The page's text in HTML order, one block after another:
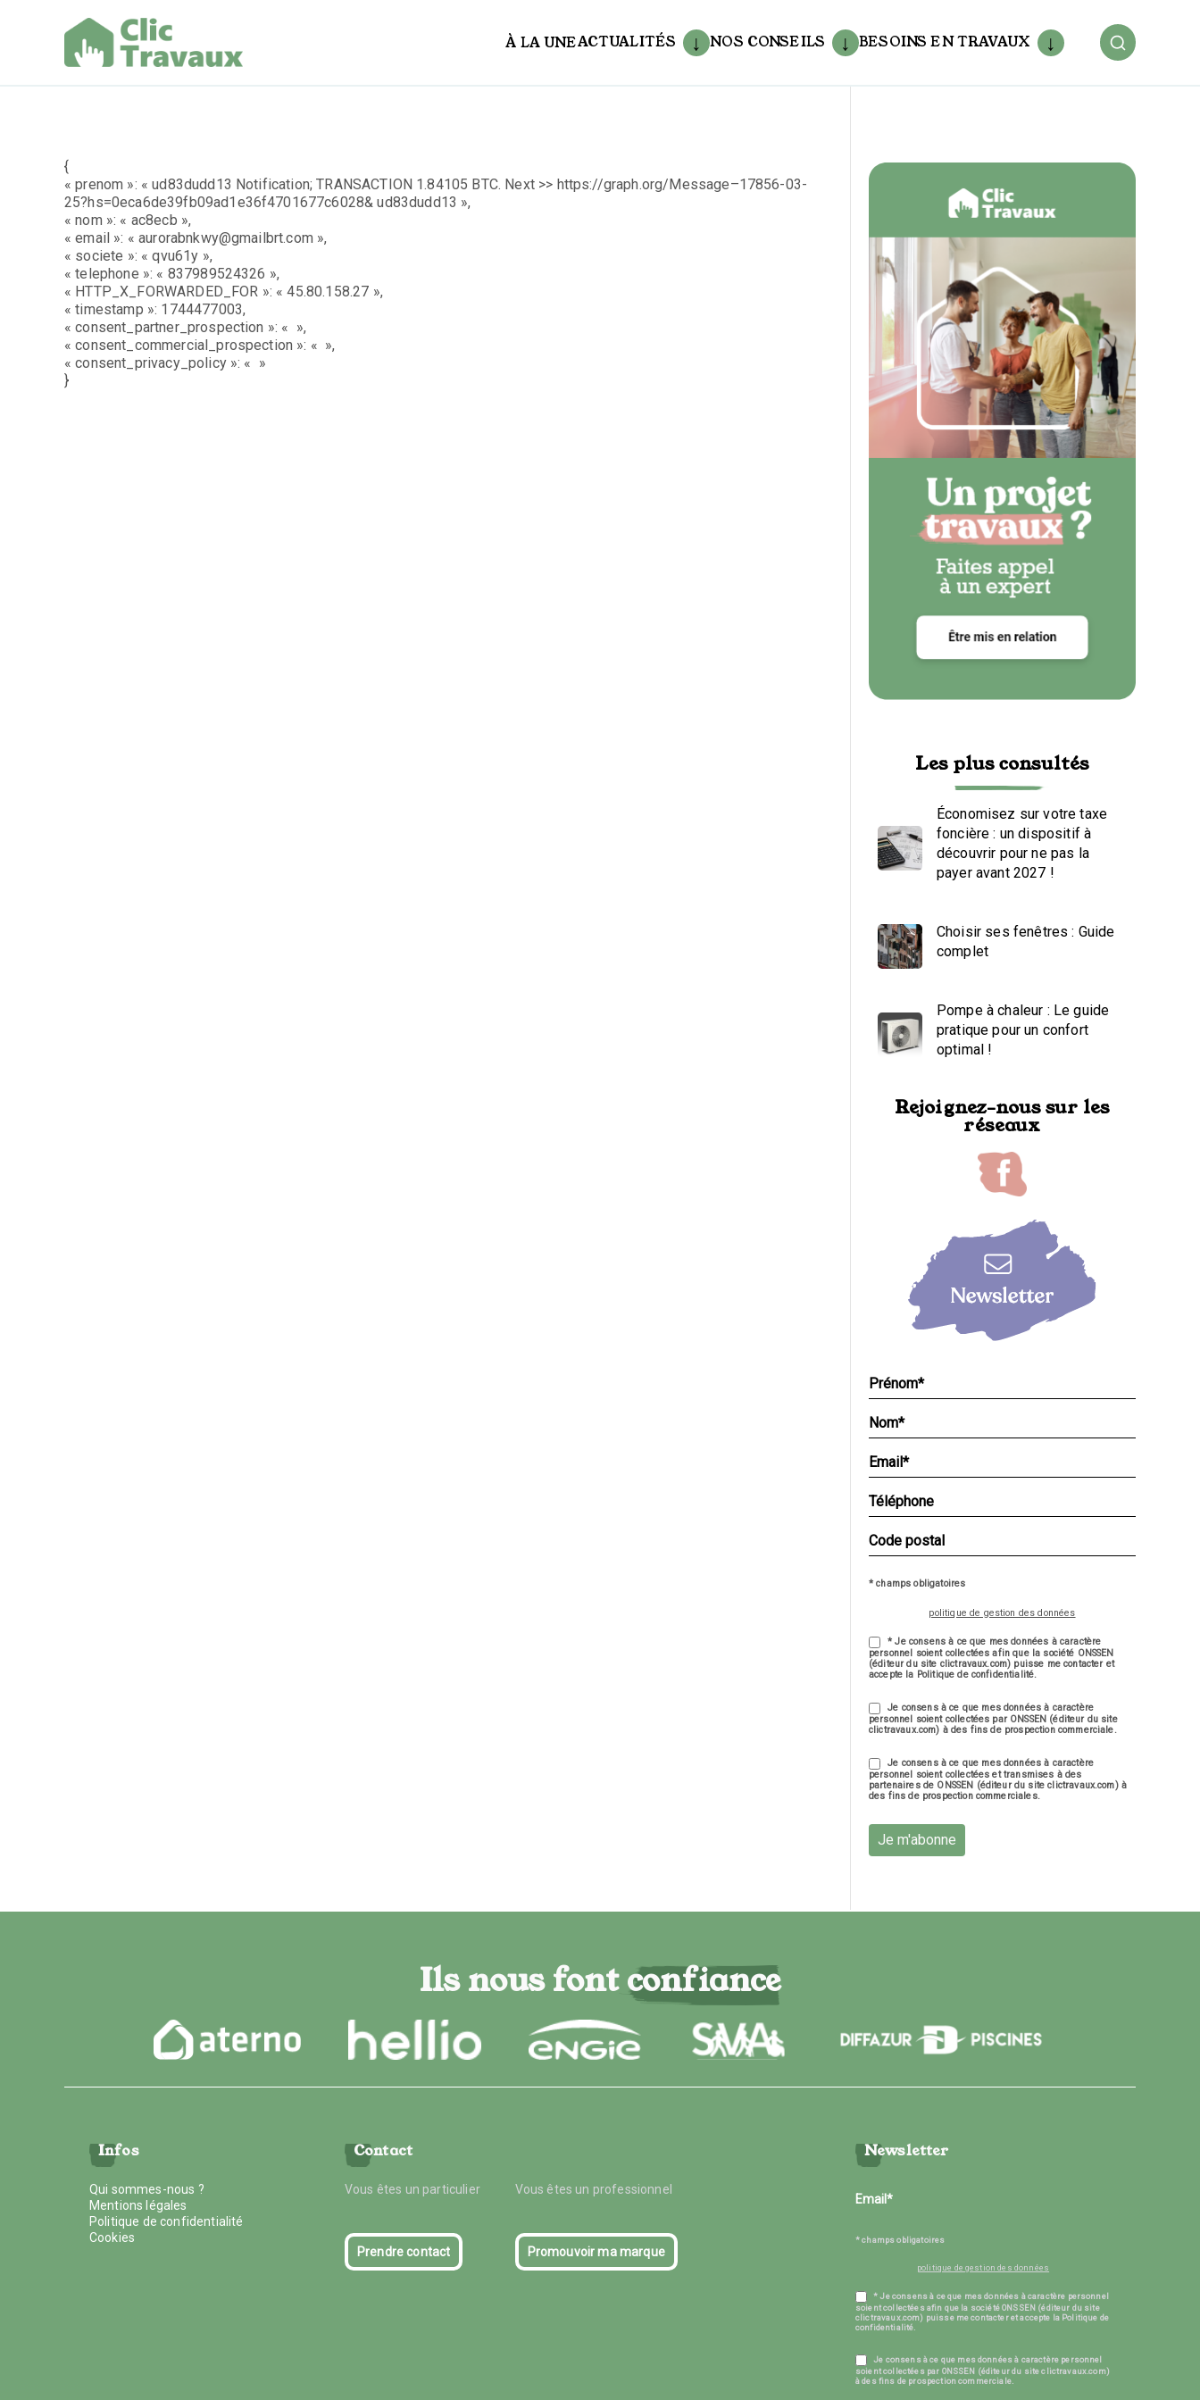
À LA UNEACTUALITÉS NOS CONSEILS BESOINS EN TRAVAUX
{
« prenom »: « ud83dudd13 Notification; TRANSACTION 1.84105 BTC. Next >> https://graph.org/Message–17856-03-
25?hs=0eca6de39fb09ad1e36f4701677c6028& ud83dudd13 »,
« nom »: « ac8ecb »,
« email »: « aurorabnkwy@gmailbrt.com »,
« societe »: « qvu61y »,
« telephone »: « 837989524326 »,
« HTTP_X_FORWARDED_FOR »: « 45.80.158.27 »,
« timestamp »: 1744477003,
« consent_partner_prospection »: « »,
« consent_commercial_prospection »: « »,
« consent_privacy_policy »: « »
}
Les plus consultés
Économisez sur votre taxe
foncière : un dispositif à
découvrir pour ne pas la
payer avant 2027 !
Choisir ses fenêtres : Guide
complet
Pompe à chaleur : Le guide
pratique pour un confort
optimal !
Rejoignez-nous sur les
réseaux
* champs obligatoires
politique de gestion des données
* Je consens à ce que mes données à caractère
personnel soient collectées afin que la société ONSSEN
(éditeur du site clictravaux.com) puisse me contacter et
accepte la Politique de confidentialité.
Je consens à ce que mes données à caractère
personnel soient collectées par ONSSEN (éditeur du site
clictravaux.com) à des fins de prospection commerciale.
Je consens à ce que mes données à caractère
personnel soient collectées et transmises à des
partenaires de ONSSEN (éditeur du site clictravaux.com) à
des fins de prospection commerciales.
Je m'abonne
Ils nous font confiance
Infos
Qui sommes-nous ?
Mentions légales
Politique de confidentialité
Cookies
Contact
Vous êtes un particulier Vous êtes un professionnel
Prendre contact Promouvoir ma marque
Newsletter
* champs obligatoires
politique de gestion des données
* Je consens à ce que mes données à caractère personnel
soient collectées afin que la société ONSSEN (éditeur du site
clictravaux.com) puisse me contacter et accepte la Politique de
confidentialité.
Je consens à ce que mes données à caractère personnel
soient collectées par ONSSEN (éditeur du site clictravaux.com)
à des fins de prospection commerciale.